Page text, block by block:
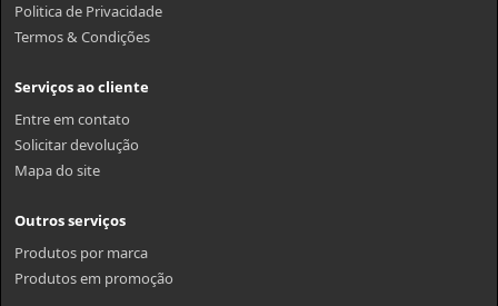
Politica de Privacidade
Termos & Condições
Serviços ao cliente
Entre em contato
Solicitar devolução
Mapa do site
Outros serviços
Produtos por marca
Produtos em promoção